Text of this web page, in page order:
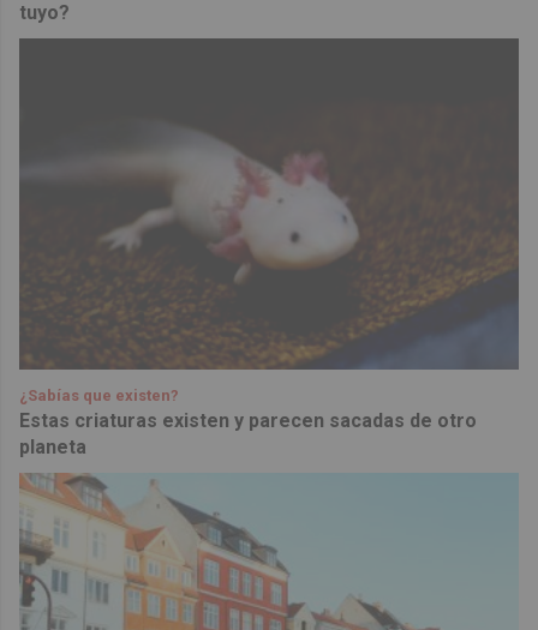
tuyo?
¿Sabías que existen?
Estas criaturas existen y parecen sacadas de otro
planeta